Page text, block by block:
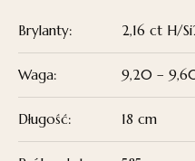
Brylanty: 2,16 ct H/
Waga: 9,20 –
Długość: 18 cm